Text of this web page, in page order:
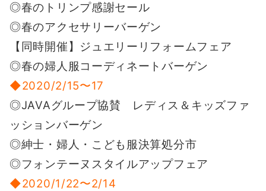
◎春のトリンプ感謝セール
◎春のアクセサリーバーゲン
【同時開催】ジュエリーリフォームフェア
◎春の婦人服コーディネートバーゲン
◆2020/2/15〜17
◎JAVAグループ協賛 レディス＆キッズファ
ッションバーゲン
◎紳士・婦人・こども服決算処分市
◎フォンテーヌスタイルアップフェア
◆2020/1/22〜2/14